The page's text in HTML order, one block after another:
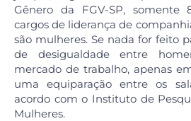
Gênero da FGV-SP, somente
cargos de liderança de
são mulheres. Se nada for feito
de desigualdade entre
mercado de trabalho, apenas
uma equiparação entre os
acordo com o Instituto de
Mulheres.